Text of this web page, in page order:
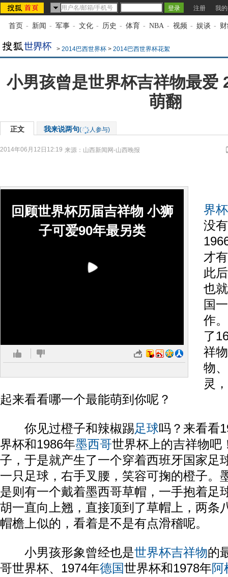
注册 我
首页 - 新闻 - 军事 - 文化 - 历史 - 体育 - NBA - 视频 - 娱谈 -
> 2014巴西世界杯 > 2014巴西世界杯花絮
小男孩曾是世界杯吉祥物最爱
萌翻
正文 我来说两句( 人参与)
2014年06月12日12:19 来源： 山西新闻网-山西晚报
回顾世界杯历届吉祥物 小狮
子可爱90年最另类
界杯
没
才
此
也
国
作
了
祥
物
灵
起来看看哪一个最能萌到你呢？
你见过橙子和辣椒踢足球吗？来看看
界杯和1986年墨西哥世界杯上的吉祥物吧
子，于是就产生了一个穿着西班牙国家足
一只足球，右手叉腰，笑容可掬的橙子。
是则有一个戴着墨西哥草帽，一手抱着足
胡一直向上翘，直接顶到了草帽上，两条
帽檐上似的，看着是不是有点滑稽呢。
小男孩形象曾经也是世界杯吉祥物的
哥世界杯、1974年德国世界杯和1978年阿